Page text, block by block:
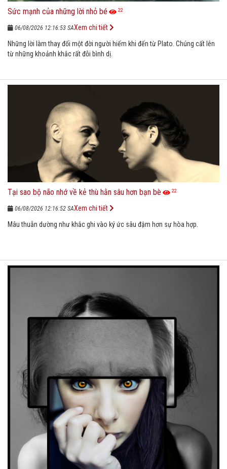
Sức mạnh của những lời nhỏ bé 22
06/08/2026 12:16:53 SA
Những lời làm thay đổi một đời người hiếm khi đến từ Plato. Chúng cất lên
từ những khoảnh khắc rất đỗi bình dị.
Xem chi tiết
Tại sao bộ não nhớ về kẻ thù hằn sâu hơn bạn bè 22
06/08/2026 12:16:52 SA
Mâu thuẫn dường như khắc ghi vào ký ức sâu đậm hơn sự hòa hợp.
Xem chi tiết